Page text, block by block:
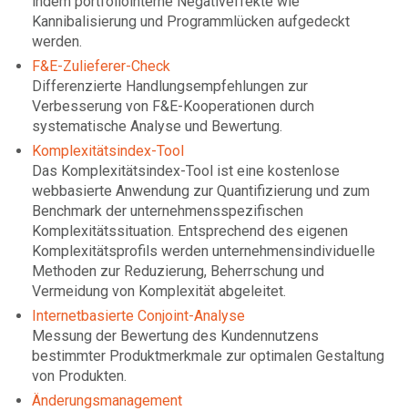
Kannibalisierung und Programmlücken aufgedeckt
werden.
F&E-Zulieferer-Check
Differenzierte Handlungsempfehlungen zur
Verbesserung von F&E-Kooperationen durch
systematische Analyse und Bewertung.
Komplexitätsindex-Tool
Das Komplexitätsindex-Tool ist eine kostenlose
webbasierte Anwendung zur Quantifizierung und zum
Benchmark der unternehmensspezifischen
Komplexitätssituation. Entsprechend des eigenen
Komplexitätsprofils werden unternehmensindividuelle
Methoden zur Reduzierung, Beherrschung und
Vermeidung von Komplexität abgeleitet.
Internetbasierte Conjoint-Analyse
Messung der Bewertung des Kundennutzens
bestimmter Produktmerkmale zur optimalen Gestaltung
von Produkten.
Änderungsmanagement